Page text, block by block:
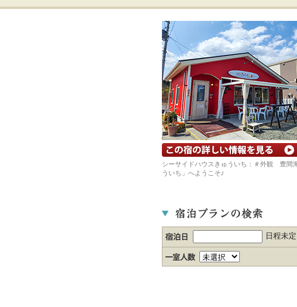
宿の詳細ホームページを見る
シーサイドハウスきゅういち：＃外観 豊間
ういち」へようこそ♪
日程未定